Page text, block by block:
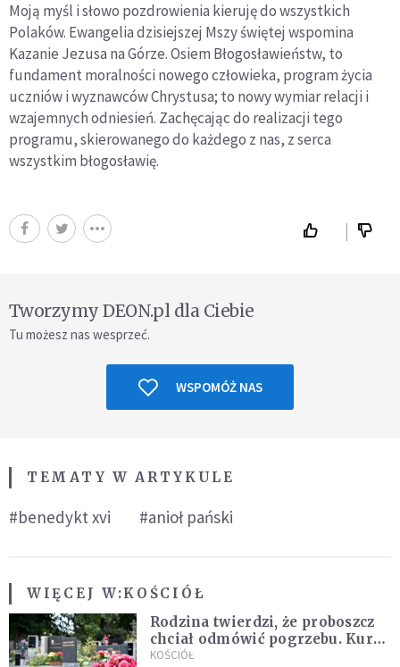
Moją myśl i słowo pozdrowienia kieruję do wszystkich
Polaków. Ewangelia dzisiejszej Mszy świętej wspomina
Kazanie Jezusa na Górze. Osiem Błogosławieństw, to
fundament moralności nowego człowieka, program życia
uczniów i wyznawców Chrystusa; to nowy wymiar relacji i
wzajemnych odniesień. Zachęcając do realizacji tego
programu, skierowanego do każdego z nas, z serca
wszystkim błogosławię.
Tworzymy DEON.pl dla Ciebie
Tu możesz nas wesprzeć.
WSPOMÓŻ NAS
TEMATY W ARTYKULE
#benedykt xvi #anioł pański
WIĘCEJ W:KOŚCIÓŁ
Rodzina twierdzi, że proboszcz
chciał odmówić pogrzebu. Kuria
zapowiada wyjaśnienia
KOŚCIÓŁ